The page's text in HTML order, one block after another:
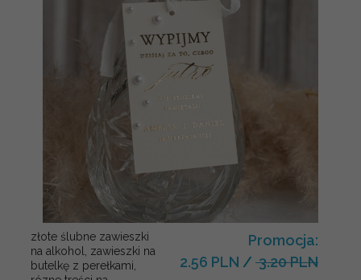
złote ślubne zawieszki
na alkohol, zawieszki na
butelkę z perełkami,
Promocja:
2.56 PLN / 3.20 PLN